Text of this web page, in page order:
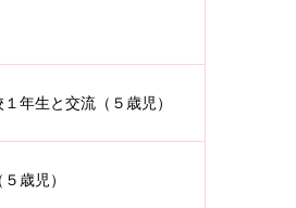
年生と交流（５歳児）
歳児）